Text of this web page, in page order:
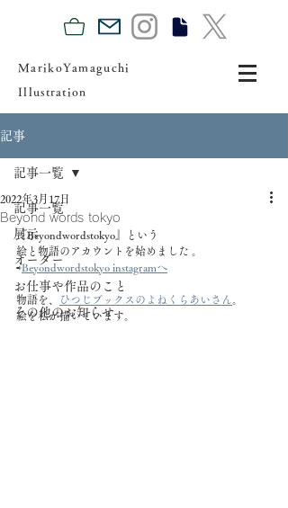
MarikoYamaguchi
Illustration
記事
記事一覧
展示
オーダー
お仕事や作品のこと
その他のお知らせ
記事一覧
Beyond words tokyo
2022年3月17日
『Beyondwordstokyo』という ⁡
絵と物語のアカウントを始めました 。
⇨Beyondwordstokyo instagramへ
物語を、 ひつじブックスのよねくらあいさん
絵を私が描いています。